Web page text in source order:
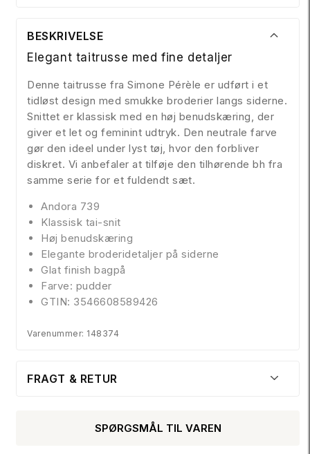
BESKRIVELSE
Elegant taitrusse med fine detaljer
Denne taitrusse fra Simone Pérèle er udført i et
tidløst design med smukke broderier langs siderne.
Snittet er klassisk med en høj benudskæring, der
giver et let og feminint udtryk. Den neutrale farve
gør den ideel under lyst tøj, hvor den forbliver
diskret. Vi anbefaler at tilføje den tilhørende bh fra
samme serie for et fuldendt sæt.
Andora 739
Klassisk tai-snit
Høj benudskæring
Elegante broderidetaljer på siderne
Glat finish bagpå
Farve: pudder
GTIN: 3546608589426
Varenummer: 148374
FRAGT & RETUR
SPØRGSMÅL TIL VAREN